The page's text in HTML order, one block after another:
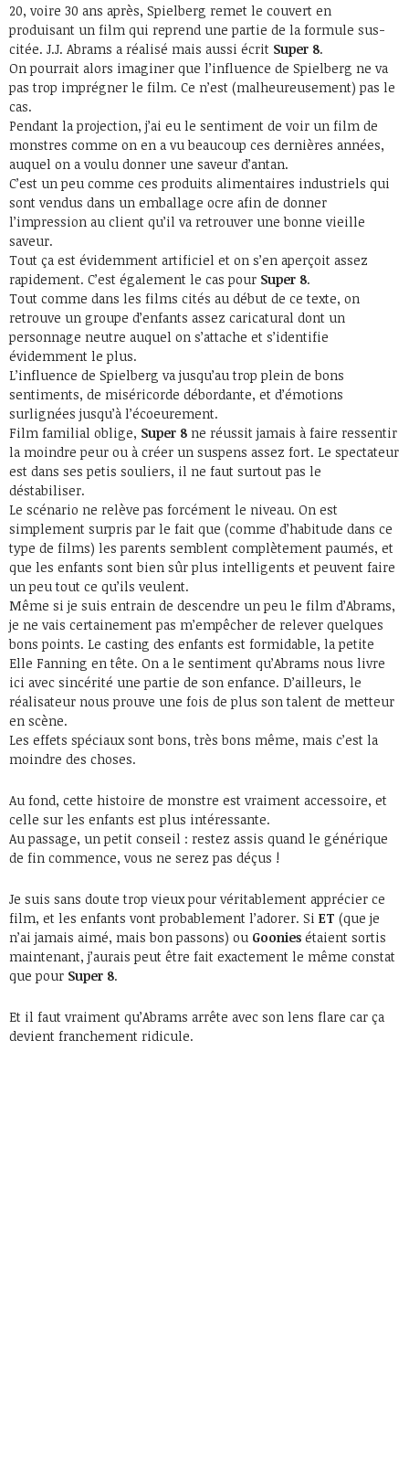
20, voire 30 ans après, Spielberg remet le couvert en
produisant un film qui reprend une partie de la formule sus-
citée. J.J. Abrams a réalisé mais aussi écrit Super 8.
On pourrait alors imaginer que l’influence de Spielberg ne va
pas trop imprégner le film. Ce n’est (malheureusement) pas le
cas.
Pendant la projection, j’ai eu le sentiment de voir un film de
monstres comme on en a vu beaucoup ces dernières années,
auquel on a voulu donner une saveur d’antan.
C’est un peu comme ces produits alimentaires industriels qui
sont vendus dans un emballage ocre afin de donner
l’impression au client qu’il va retrouver une bonne vieille
saveur.
Tout ça est évidemment artificiel et on s’en aperçoit assez
rapidement. C’est également le cas pour Super 8.
Tout comme dans les films cités au début de ce texte, on
retrouve un groupe d’enfants assez caricatural dont un
personnage neutre auquel on s’attache et s’identifie
évidemment le plus.
L’influence de Spielberg va jusqu’au trop plein de bons
sentiments, de miséricorde débordante, et d’émotions
surlignées jusqu’à l’écoeurement.
Film familial oblige, Super 8 ne réussit jamais à faire ressentir
la moindre peur ou à créer un suspens assez fort. Le spectateur
est dans ses petis souliers, il ne faut surtout pas le
déstabiliser.
Le scénario ne relève pas forcément le niveau. On est
simplement surpris par le fait que (comme d’habitude dans ce
type de films) les parents semblent complètement paumés, et
que les enfants sont bien sûr plus intelligents et peuvent faire
un peu tout ce qu’ils veulent.
Même si je suis entrain de descendre un peu le film d’Abrams,
je ne vais certainement pas m’empêcher de relever quelques
bons points. Le casting des enfants est formidable, la petite
Elle Fanning en tête. On a le sentiment qu’Abrams nous livre
ici avec sincérité une partie de son enfance. D’ailleurs, le
réalisateur nous prouve une fois de plus son talent de metteur
en scène.
Les effets spéciaux sont bons, très bons même, mais c’est la
moindre des choses.
Au fond, cette histoire de monstre est vraiment accessoire, et
celle sur les enfants est plus intéressante.
Au passage, un petit conseil : restez assis quand le générique
de fin commence, vous ne serez pas déçus !
Je suis sans doute trop vieux pour véritablement apprécier ce
film, et les enfants vont probablement l’adorer. Si ET (que je
n’ai jamais aimé, mais bon passons) ou Goonies étaient sortis
maintenant, j’aurais peut être fait exactement le même constat
que pour Super 8.
Et il faut vraiment qu’Abrams arrête avec son lens flare car ça
devient franchement ridicule.